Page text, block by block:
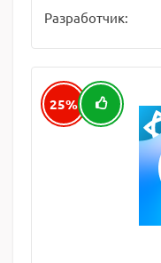
Разработчик:
25%